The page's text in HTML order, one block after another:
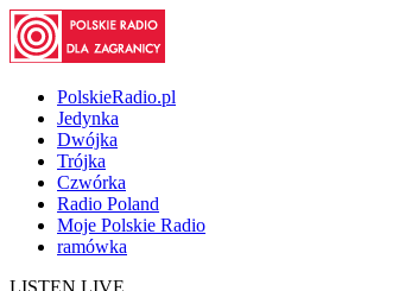
PolskieRadio.pl
Jedynka
Dwójka
Trójka
Czwórka
Radio Poland
Moje Polskie Radio
ramówka
LISTEN LIVE